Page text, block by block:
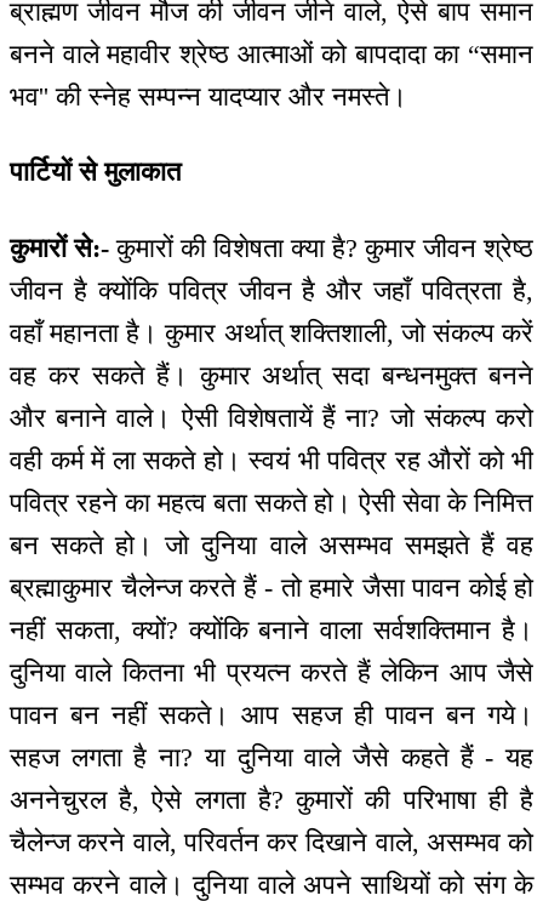
ब्राह्मण जीवन मौज की जीवन जीने वाले, ऐसे बाप समान
बनने वाले महावीर श्रेष्ठ आत्माओं को बापदादा का “समान
भव'' की स्नेह सम्पन्न यादप्यार और नमस्ते।
पार्टियों से मुलाकात
कुमारों से:- कुमारों की विशेषता क्या है? कुमार जीवन श्रेष्ठ
जीवन है क्योंकि पवित्र जीवन है और जहाँ पवित्रता है,
वहाँ महानता है। कुमार अर्थात् शक्तिशाली, जो संकल्प करें
वह कर सकते हैं। कुमार अर्थात् सदा बन्धनमुक्त बनने
और बनाने वाले। ऐसी विशेषतायें हैं ना? जो संकल्प करो
वही कर्म में ला सकते हो। स्वयं भी पवित्र रह औरों को भी
पवित्र रहने का महत्व बता सकते हो। ऐसी सेवा के निमित्त
बन सकते हो। जो दुनिया वाले असम्भव समझते हैं वह
ब्रह्माकुमार चैलेन्ज करते हैं - तो हमारे जैसा पावन कोई हो
नहीं सकता, क्यों? क्योंकि बनाने वाला सर्वशक्तिमान है।
दुनिया वाले कितना भी प्रयत्न करते हैं लेकिन आप जैसे
पावन बन नहीं सकते। आप सहज ही पावन बन गये।
सहज लगता है ना? या दुनिया वाले जैसे कहते हैं - यह
अननेचुरल है, ऐसे लगता है? कुमारों की परिभाषा ही है
चैलेन्ज करने वाले, परिवर्तन कर दिखाने वाले, असम्भव को
सम्भव करने वाले। दुनिया वाले अपने साथियों को संग के